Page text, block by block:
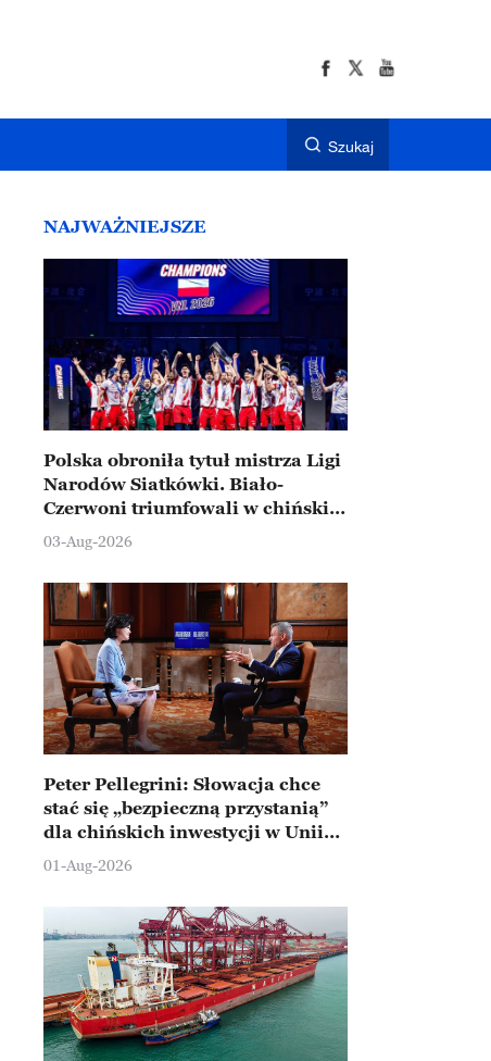
Szukaj
NAJWAŻNIEJSZE
Polska obroniła tytuł mistrza Ligi
Narodów Siatkówki. Biało-
Czerwoni triumfowali w chińskim
Ningbo
03-Aug-2026
Peter Pellegrini: Słowacja chce
stać się „bezpieczną przystanią”
dla chińskich inwestycji w Unii
Europejskiej
01-Aug-2026